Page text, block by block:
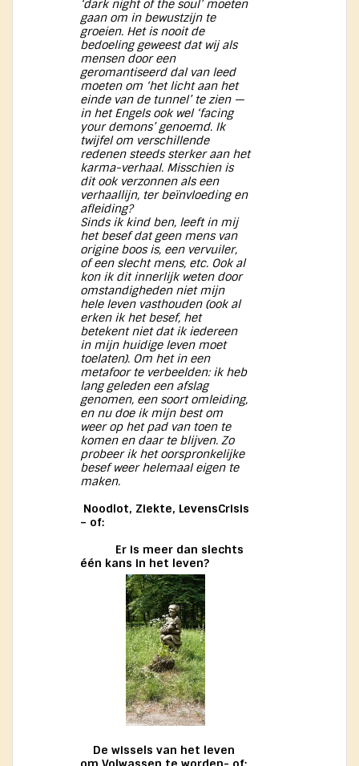
‘dark night of the soul’ moeten
gaan om in bewustzijn te
groeien. Het is nooit de
bedoeling geweest dat wij als
mensen door een
geromantiseerd dal van leed
moeten om ‘het licht aan het
einde van de tunnel’ te zien —
in het Engels ook wel ‘facing
your demons’ genoemd. Ik
twijfel om verschillende
redenen steeds sterker aan het
karma-verhaal. Misschien is
dit ook verzonnen als een
verhaallijn, ter beïnvloeding en
afleiding?
Sinds ik kind ben, leeft in mij
het besef dat geen mens van
origine boos is, een vervuiler,
of een slecht mens, etc. Ook al
kon ik dit innerlijk weten door
omstandigheden niet mijn
hele leven vasthouden (ook al
erken ik het besef, het
betekent niet dat ik iedereen
in mijn huidige leven moet
toelaten). Om het in een
metafoor te verbeelden: ik heb
lang geleden een afslag
genomen, een soort omleiding,
en nu doe ik mijn best om
weer op het pad van toen te
komen en daar te blijven. Zo
probeer ik het oorspronkelijke
besef weer helemaal eigen te
maken.
Noodlot, Ziekte, LevensCrisis
– of:
Er is meer dan slechts
één kans in het leven?
De wissels van het leven